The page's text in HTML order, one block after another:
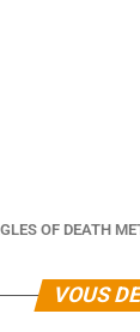
OF DEATH
VOUS